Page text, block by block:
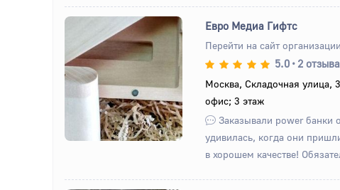
Назад Вперед
Евро Медиа Гифтс
Перейти на сайт организации
5.0 • 2 отзыва
Москва, Складочная улица,
офис; 3 этаж
Заказывали power банки
удивилась, когда они
в хорошем качестве!